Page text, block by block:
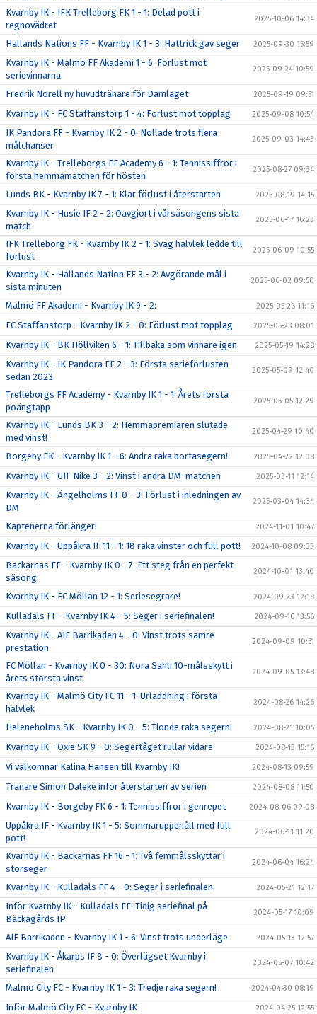
Kvarnby IK - IFK Trelleborg FK 1 - 1: Delad pott i
regnovädret
2025-10-06 14:34
Hallands Nations FF - Kvarnby IK 1 - 3: Hattrick gav seger 2025-09-30 15:59
Kvarnby IK - Malmö FF Akademi 1 - 6: Förlust mot
serievinnarna
2025-09-24 10:59
Fredrik Norell ny huvudtränare för Damlaget 2025-09-19 09:51
Kvarnby IK - FC Staffanstorp 1 - 4: Förlust mot topplag 2025-09-08 10:54
IK Pandora FF - Kvarnby IK 2 - 0: Nollade trots flera
målchanser
2025-09-03 14:43
Kvarnby IK - Trelleborgs FF Academy 6 - 1: Tennissiffror i
första hemmamatchen för hösten
2025-08-27 09:34
Lunds BK - Kvarnby IK 7 - 1: Klar förlust i återstarten 2025-08-19 14:15
Kvarnby IK - Husie IF 2 - 2: Oavgjort i vårsäsongens sista
match
2025-06-17 16:23
IFK Trelleborg FK - Kvarnby IK 2 - 1: Svag halvlek ledde till
förlust
2025-06-09 10:55
Kvarnby IK - Hallands Nation FF 3 - 2: Avgörande mål i
sista minuten
2025-06-02 09:50
Malmö FF Akademi - Kvarnby IK 9 - 2: 2025-05-26 11:16
FC Staffanstorp - Kvarnby IK 2 - 0: Förlust mot topplag 2025-05-23 08:01
Kvarnby IK - BK Höllviken 6 - 1: Tillbaka som vinnare igen 2025-05-19 14:28
Kvarnby IK - IK Pandora FF 2 - 3: Första serieförlusten
sedan 2023
2025-05-09 12:40
Trelleborgs FF Academy - Kvarnby IK 1 - 1: Årets första
poängtapp
2025-05-05 12:29
Kvarnby IK - Lunds BK 3 - 2: Hemmapremiären slutade
med vinst!
2025-04-29 10:40
Borgeby FK - Kvarnby IK 1 - 6: Andra raka bortasegern! 2025-04-22 12:08
Kvarnby IK - GIF Nike 3 - 2: Vinst i andra DM-matchen 2025-03-11 12:14
Kvarnby IK - Ängelholms FF 0 - 3: Förlust i inledningen av
DM
2025-03-04 14:34
Kaptenerna förlänger! 2024-11-01 10:47
Kvarnby IK - Uppåkra IF 11 - 1: 18 raka vinster och full pott! 2024-10-08 09:33
Backarnas FF - Kvarnby IK 0 - 7: Ett steg från en perfekt
säsong
2024-10-01 13:40
Kvarnby IK - FC Möllan 12 - 1: Seriesegrare! 2024-09-23 12:18
Kulladals FF - Kvarnby IK 4 - 5: Seger i seriefinalen! 2024-09-16 13:56
Kvarnby IK - AIF Barrikaden 4 - 0: Vinst trots sämre
prestation
2024-09-09 10:51
FC Möllan - Kvarnby IK 0 - 30: Nora Sahli 10-målsskytt i
årets största vinst
2024-09-05 13:48
Kvarnby IK - Malmö City FC 11 - 1: Urladdning i första
halvlek
2024-08-26 14:26
Heleneholms SK - Kvarnby IK 0 - 5: Tionde raka segern! 2024-08-21 10:05
Kvarnby IK - Oxie SK 9 - 0: Segertåget rullar vidare 2024-08-13 15:16
Vi välkomnar Kalina Hansen till Kvarnby IK! 2024-08-13 09:59
Tränare Simon Daleke inför återstarten av serien 2024-08-08 11:50
Kvarnby IK - Borgeby FK 6 - 1: Tennissiffror i genrepet 2024-08-06 09:08
Uppåkra IF - Kvarnby IK 1 - 5: Sommaruppehåll med full
pott!
2024-06-11 11:20
Kvarnby IK - Backarnas FF 16 - 1: Två femmålsskyttar i
storseger
2024-06-04 16:24
Kvarnby IK - Kulladals FF 4 - 0: Seger i seriefinalen 2024-05-21 12:17
Inför Kvarnby IK - Kulladals FF: Tidig seriefinal på
Bäckagårds IP
2024-05-17 10:09
AIF Barrikaden - Kvarnby IK 1 - 6: Vinst trots underläge 2024-05-13 12:57
Kvarnby IK - Åkarps IF 8 - 0: Överlägset Kvarnby i
seriefinalen
2024-05-07 10:42
Malmö City FC - Kvarnby IK 1 - 3: Tredje raka segern! 2024-04-30 08:19
Inför Malmö City FC - Kvarnby IK 2024-04-25 12:55